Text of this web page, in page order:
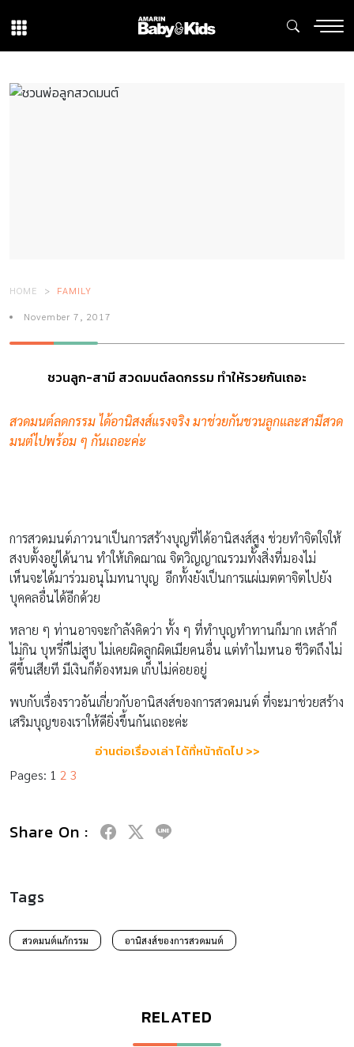
HOME FAMILY
November 7, 2017
ชวนลูก-สามี สวดมนต์ลดกรรม ทำให้รวยกันเถอะ
สวดมนต์ลดกรรม ได้อานิสงส์แรงจริง มาช่วยกันชวนลูกและสามีสวด
มนต์ไปพร้อม ๆ กันเถอะค่ะ
การสวดมนต์ภาวนาเป็นการสร้างบุญที่ได้อานิสงส์สูง ช่วยทำจิตใจให้
สงบตั้งอยู่ได้นาน ทำให้เกิดฌาณ จิตวิญญาณรวมทั้งสิ่งที่มองไม่
เห็นจะได้มาร่วมอนุโมทนาบุญ อีกทั้งยังเป็นการแผ่เมตตาจิตไปยัง
บุคคลอื่นได้อีกด้วย
หลาย ๆ ท่านอาจจะกำลังคิดว่า ทั้ง ๆ ที่ทำบุญทำทานก็มาก เหล้าก็
ไม่กิน บุหรี่ก็ไม่สูบ ไม่เคยผิดลูกผิดเมียคนอื่น แต่ทำไมหนอ ชีวิตถึงไม่
ดีขึ้นเสียที มีเงินก็ต้องหมด เก็บไม่ค่อยอยู่
พบกับเรื่องราวอันเกี่ยวกับอานิสงส์ของการสวดมนต์ ที่จะมาช่วยสร้าง
เสริมบุญของเราให้ดียิ่งขึ้นกันเถอะค่ะ
อ่านต่อเรื่องเล่า ได้ที่หน้าถัดไป >>
Pages: 1 2 3
Share On :
Tags
สวดมนต์แก้กรรม อานิสงส์ของการสวดมนต์
RELATED